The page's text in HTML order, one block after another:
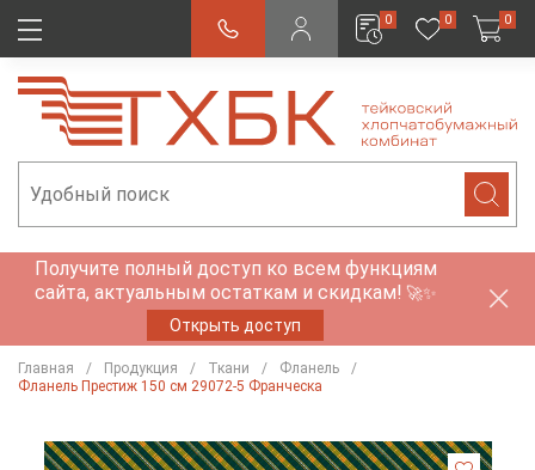
0 0 0
Получите полный доступ ко всем функциям
сайта, актуальным остаткам и скидкам! 🚀✨
Открыть доступ
Главная Продукция Ткани
Фланель
Фланель Престиж 150 см 29072-5 Франческа